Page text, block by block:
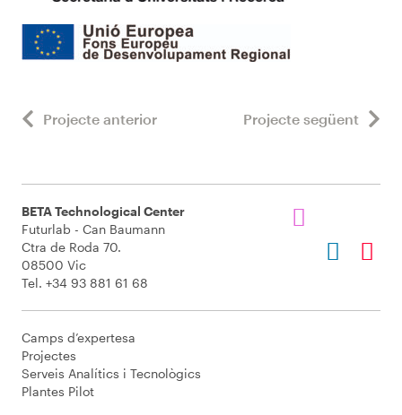
Projecte anterior Projecte següent
BETA Technological Center
Futurlab - Can Baumann
Ctra de Roda 70.
08500 Vic
Tel. +34 93 881 61 68
Camps d’expertesa
Projectes
Serveis Analítics i Tecnològics
Plantes Pilot